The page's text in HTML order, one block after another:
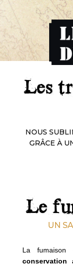
Les
NOUS
GRÂCE À
Le
UN
La
conservation